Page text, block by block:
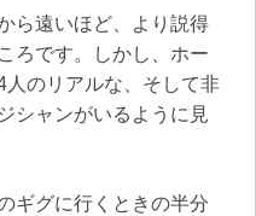
ら遠いほど、より説得
ろです。しかし、ホー
人のリアルな、そして非
シャンがいるように見
ギグに行くときの半分